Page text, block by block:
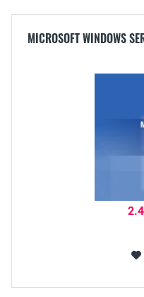
MICROSOFT WINDOWS